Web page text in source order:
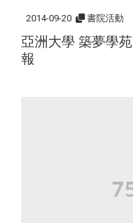
2014-09-20 書院活動
亞洲大學 築夢學
報